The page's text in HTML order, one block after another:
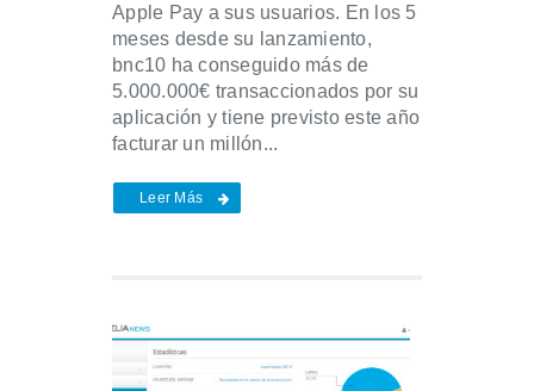
Apple Pay a sus usuarios. En los 5
meses desde su lanzamiento,
bnc10 ha conseguido más de
5.000.000€ transaccionados por su
aplicación y tiene previsto este año
facturar un millón...
Leer Más